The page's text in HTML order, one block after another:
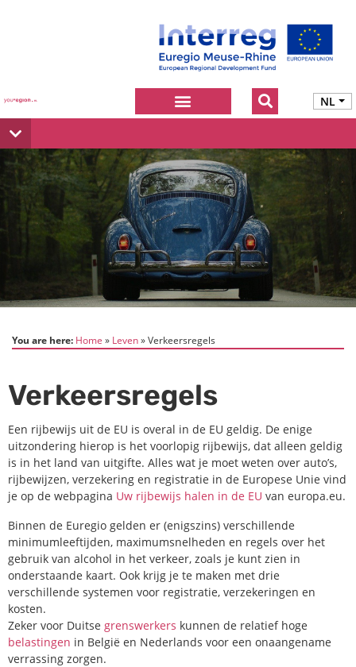
NL
You are here: Home Leven Verkeersregels
Verkeersregels
Een rijbewijs uit de EU is overal in de EU geldig. De enige
uitzondering hierop is het voorlopig rijbewijs, dat alleen geldig
is in het land van uitgifte. Alles wat je moet weten over auto’s,
rijbewijzen, verzekering en registratie in de Europese Unie vind
je op de webpagina Uw rijbewijs halen in de EU van europa.eu.
Binnen de Euregio gelden er (enigszins) verschillende
minimumleeftijden, maximumsnelheden en regels over het
gebruik van alcohol in het verkeer, zoals je kunt zien in
onderstaande kaart. Ook krijg je te maken met drie
verschillende systemen voor registratie, verzekeringen en
kosten.
Zeker voor Duitse grenswerkers kunnen de relatief hoge
belastingen in België en Nederlands voor een onaangename
verrassing zorgen.